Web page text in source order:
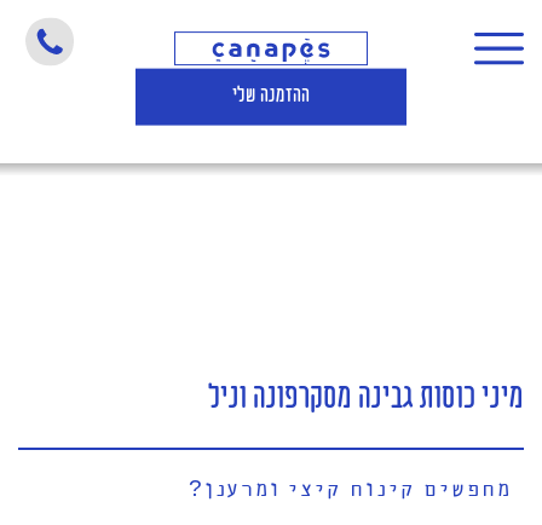
ההזמנה שלי
מיני כוסות גבינה מסקרפונה וניל
מיני כוסות גבינה מסקרפונה וניל
מחפשים קינוח קיצי ומרענן?